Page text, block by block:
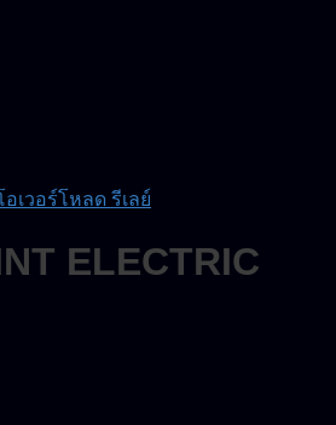
เวอร์โหลด รีเลย์
ELECTRIC